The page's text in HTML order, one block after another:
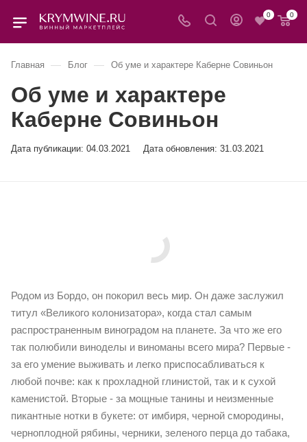
0 0
Главная — Блог — Об уме и характере Каберне Совиньон
Об уме и характере
Каберне Совиньон
Дата публикации: 04.03.2021 Дата обновления: 31.03.2021
Родом из Бордо, он покорил весь мир. Он даже заслужил
титул «Великого колонизатора», когда стал самым
распространенным виноградом на планете. За что же его
так полюбили виноделы и виноманы всего мира? Первые -
за его умение выживать и легко приспосабливаться к
любой почве: как к прохладной глинистой, так и к сухой
каменистой. Вторые - за мощные танины и неизменные
пикантные нотки в букете: от имбиря, черной смородины,
черноплодной рябины, черники, зеленого перца до табака,